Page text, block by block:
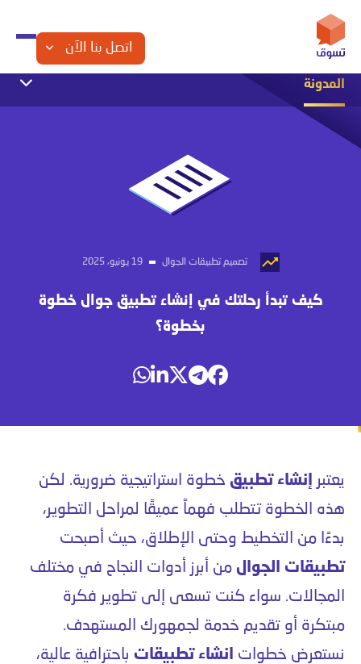
اتصل بنا الآن
المدونة
التجارة الإلكترونية
تصميم تطبيقات الجوال 19 يونيو، 2025
كيف تبدأ رحلتك في إنشاء تطبيق جوال خطوة
بخطوة؟
يعتبر إنشاء تطبيق خطوة استراتيجية ضرورية. لكن
هذه الخطوة تتطلب فهماً عميقًا لمراحل التطوير،
بدءًا من التخطيط وحتى الإطلاق، حيث أصبحت
تطبيقات الجوال من أبرز أدوات النجاح في مختلف
المجالات. سواء كنت تسعى إلى تطوير فكرة
مبتكرة أو تقديم خدمة لجمهورك المستهدف.
نستعرض خطوات انشاء تطبيقات باحترافية عالية،